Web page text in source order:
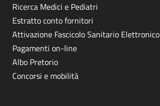
Ricerca Medici e Pediatri
Estratto conto fornitori
Attivazione Fascicolo Sanitario Elettronico
Pagamenti on-line
Albo Pretorio
Concorsi e mobilità